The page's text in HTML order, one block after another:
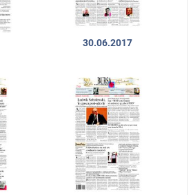
30.06.2017